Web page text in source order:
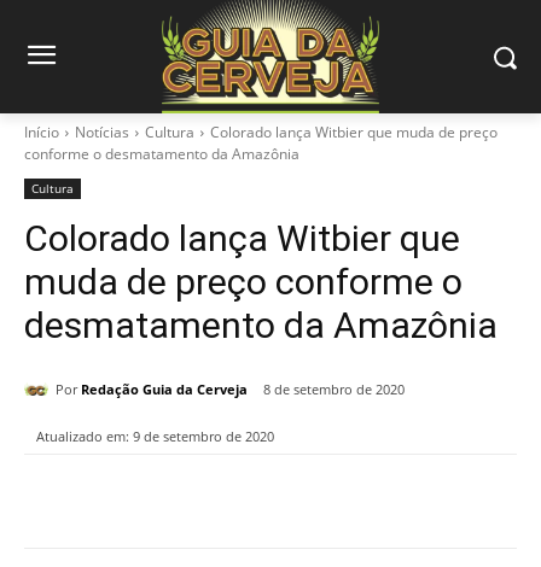
Início Notícias Cultura
Colorado lança Witbier que muda de preço
conforme o desmatamento da Amazônia
Cultura
Colorado lança Witbier que
muda de preço conforme o
desmatamento da Amazônia
Por Redação Guia da Cerveja 8 de setembro de 2020
Atualizado em: 9 de setembro de 2020